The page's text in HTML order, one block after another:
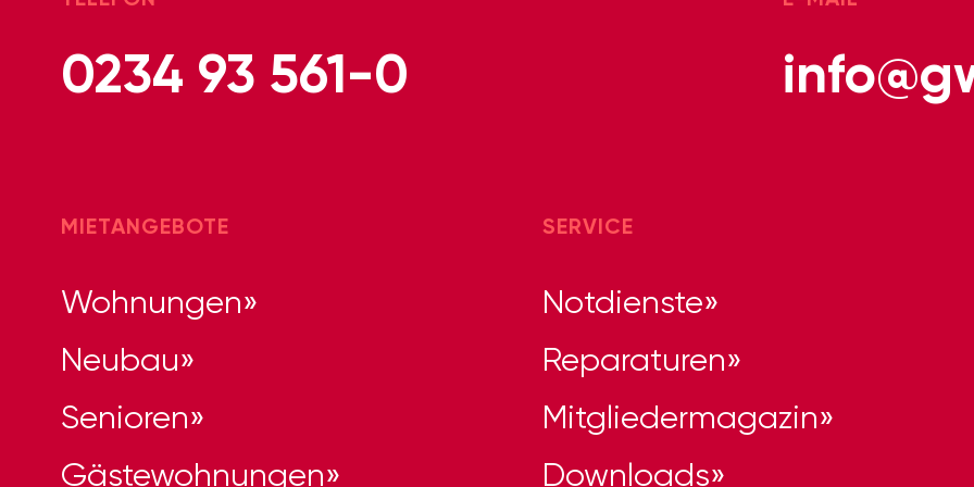
0234 93 561-0
MIETANGEBOTE
Wohnungen
Neubau
Senioren
Gästewohnungen
SERVICE
Notdienste
Reparaturen
Mitgliedermagazin
Downloads